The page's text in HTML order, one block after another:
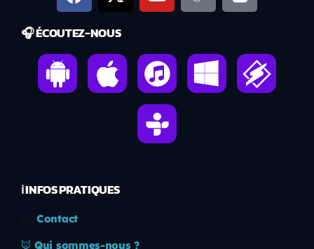
🎧 ÉCOUTEZ-NOUS
ℹ️ INFOS PRATIQUES
Contact
🦊 Qui sommes-nous ?